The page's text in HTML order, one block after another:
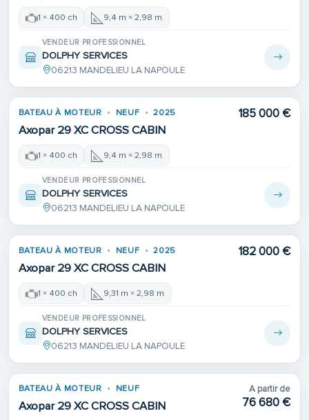
1 × 400 ch 9,4 m × 2,98 m
VENDEUR PROFESSIONNEL
DOLPHY SERVICES
06213 MANDELIEU LA NAPOULE
BATEAU À MOTEUR NEUF 2025
Axopar 29 XC CROSS CABIN
185 000 €
1 × 400 ch 9,4 m × 2,98 m
VENDEUR PROFESSIONNEL
DOLPHY SERVICES
06213 MANDELIEU LA NAPOULE
BATEAU À MOTEUR NEUF 2025
Axopar 29 XC CROSS CABIN
182 000 €
1 × 400 ch 9,31 m × 2,98 m
VENDEUR PROFESSIONNEL
DOLPHY SERVICES
06213 MANDELIEU LA NAPOULE
BATEAU À MOTEUR NEUF
Axopar 29 XC CROSS CABIN
A partir de
76 680 €